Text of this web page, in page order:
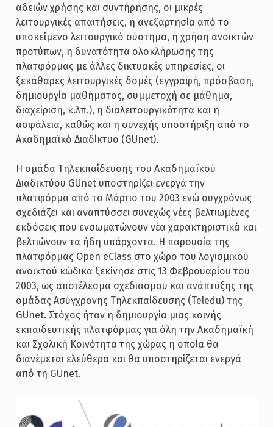
αδειών χρήσης και συντήρησης, οι μικρές
λειτουργικές απαιτήσεις, η ανεξαρτησία από το
υποκείμενο λειτουργικό σύστημα, η χρήση ανοικτών
προτύπων, η δυνατότητα ολοκλήρωσης της
πλατφόρμας με άλλες δικτυακές υπηρεσίες, οι
ξεκάθαρες λειτουργικές δομές (εγγραφή, πρόσβαση,
δημιουργία μαθήματος, συμμετοχή σε μάθημα,
διαχείριση, κ.λπ.), η διαλειτουργικότητα και η
ασφάλεια, καθώς και η συνεχής υποστήριξη από το
Ακαδημαϊκό Διαδίκτυο (GUnet).
Η ομάδα Τηλεκπαίδευσης του Ακαδημαϊκού
Διαδικτύου GUnet υποστηρίζει ενεργά την
πλατφόρμα από το Μάρτιο του 2003 ενώ συγχρόνως
σχεδιάζει και αναπτύσσει συνεχώς νέες βελτιωμένες
εκδόσεις που ενσωματώνουν νέα χαρακτηριστικά και
βελτιώνουν τα ήδη υπάρχοντα. Η παρουσία της
πλατφόρμας Open eClass στο χώρο του λογισμικού
ανοικτού κώδικα ξεκίνησε στις 13 Φεβρουαρίου του
2003, ως αποτέλεσμα σχεδιασμού και ανάπτυξης της
ομάδας Ασύγχρονης Τηλεκπαίδευσης (Teledu) της
GUnet. Στόχος ήταν η δημιουργία μιας κοινής
εκπαιδευτικής πλατφόρμας για όλη την Ακαδημαϊκή
και Σχολική Κοινότητα της χώρας η οποία θα
διανέμεται ελεύθερα και θα υποστηρίζεται ενεργά
από τη GUnet.